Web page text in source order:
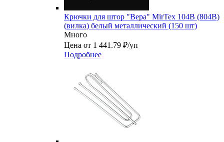
Крючки для штор "Вера" MirTex 104В (804B)
(вилка) белый металлический (150 шт)
Много
Цена от 1 441.79 ₽/уп
Подробнее